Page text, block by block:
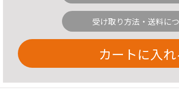
受け取り方法・送料に
カートに入れ